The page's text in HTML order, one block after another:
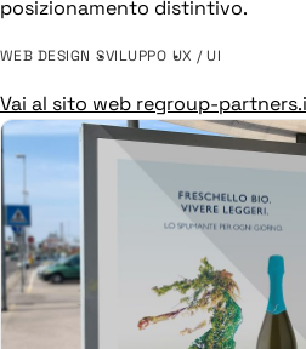
posizionamento distintivo.
WEB DESIGN SVILUPPO UX / UI
Vai al sito web regroup-